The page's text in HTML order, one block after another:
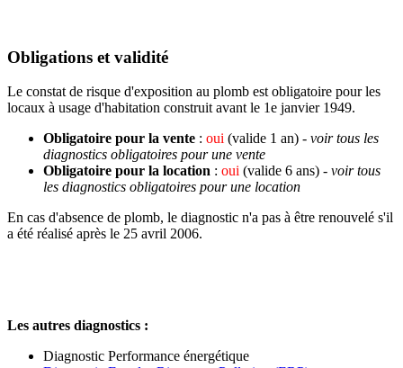
Obligations et validité
Le constat de risque d'exposition au plomb est obligatoire pour les
locaux à usage d'habitation construit avant le 1e janvier 1949.
Obligatoire pour la vente : oui (valide 1 an) - voir tous les
diagnostics obligatoires pour une vente
Obligatoire pour la location : oui (valide 6 ans) - voir tous
les diagnostics obligatoires pour une location
En cas d'absence de plomb, le diagnostic n'a pas à être renouvelé s'il
a été réalisé après le 25 avril 2006.
Les autres diagnostics :
Diagnostic Performance énergétique